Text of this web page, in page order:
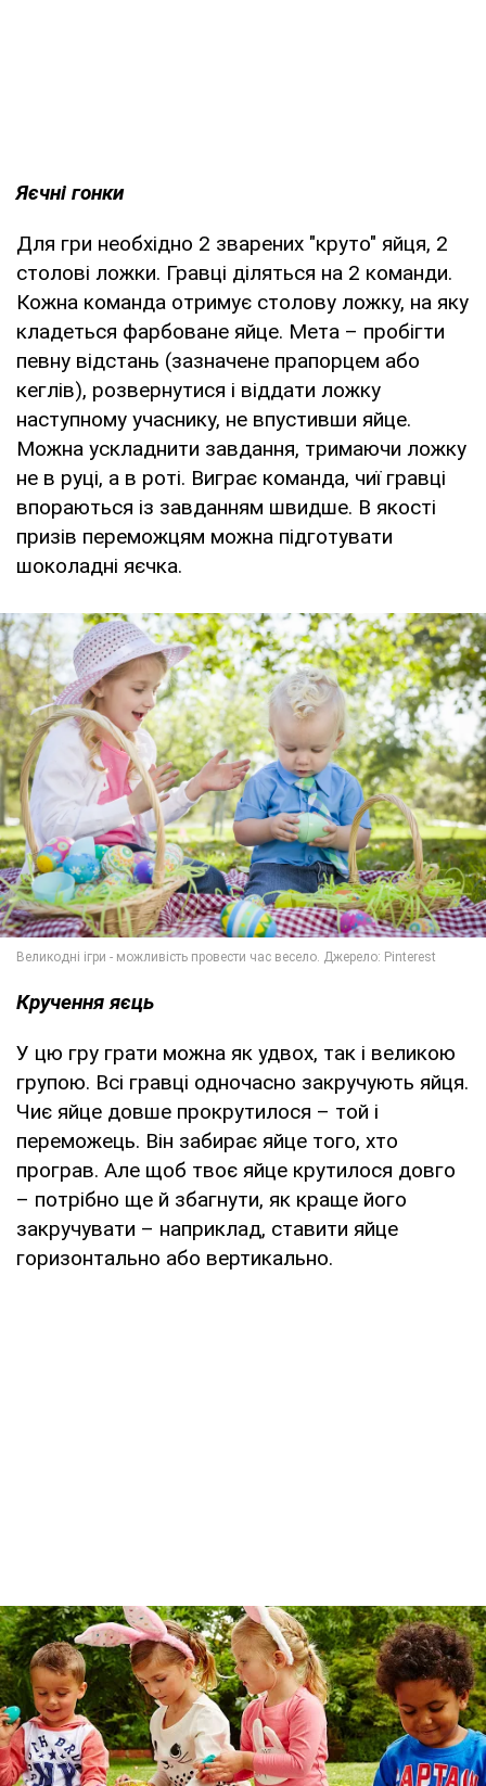
Яєчні гонки
Для гри необхідно 2 зварених "круто" яйця, 2
столові ложки. Гравці діляться на 2 команди.
Кожна команда отримує столову ложку, на яку
кладеться фарбоване яйце. Мета – пробігти
певну відстань (зазначене прапорцем або
кеглів), розвернутися і віддати ложку
наступному учаснику, не впустивши яйце.
Можна ускладнити завдання, тримаючи ложку
не в руці, а в роті. Виграє команда, чиї гравці
впораються із завданням швидше. В якості
призів переможцям можна підготувати
шоколадні яєчка.
Кручення яєць
У цю гру грати можна як удвох, так і великою
групою. Всі гравці одночасно закручують яйця.
Чиє яйце довше прокрутилося – той і
переможець. Він забирає яйце того, хто
програв. Але щоб твоє яйце крутилося довго
– потрібно ще й збагнути, як краще його
закручувати – наприклад, ставити яйце
горизонтально або вертикально.